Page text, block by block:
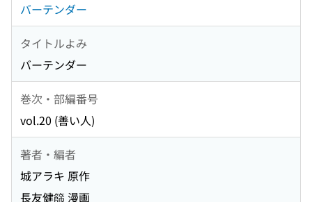
バーテンダー
タイトルよみ
バーテンダー
巻次・部編番号
vol.20 (善い人)
著者・編者
城アラキ 原作
長友健篩 漫画